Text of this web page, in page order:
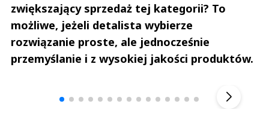
zwiększający sprzedaż tej kategorii? To
możliwe, jeżeli detalista wybierze
rozwiązanie proste, ale jednocześnie
przemyślanie i z wysokiej jakości produktów.